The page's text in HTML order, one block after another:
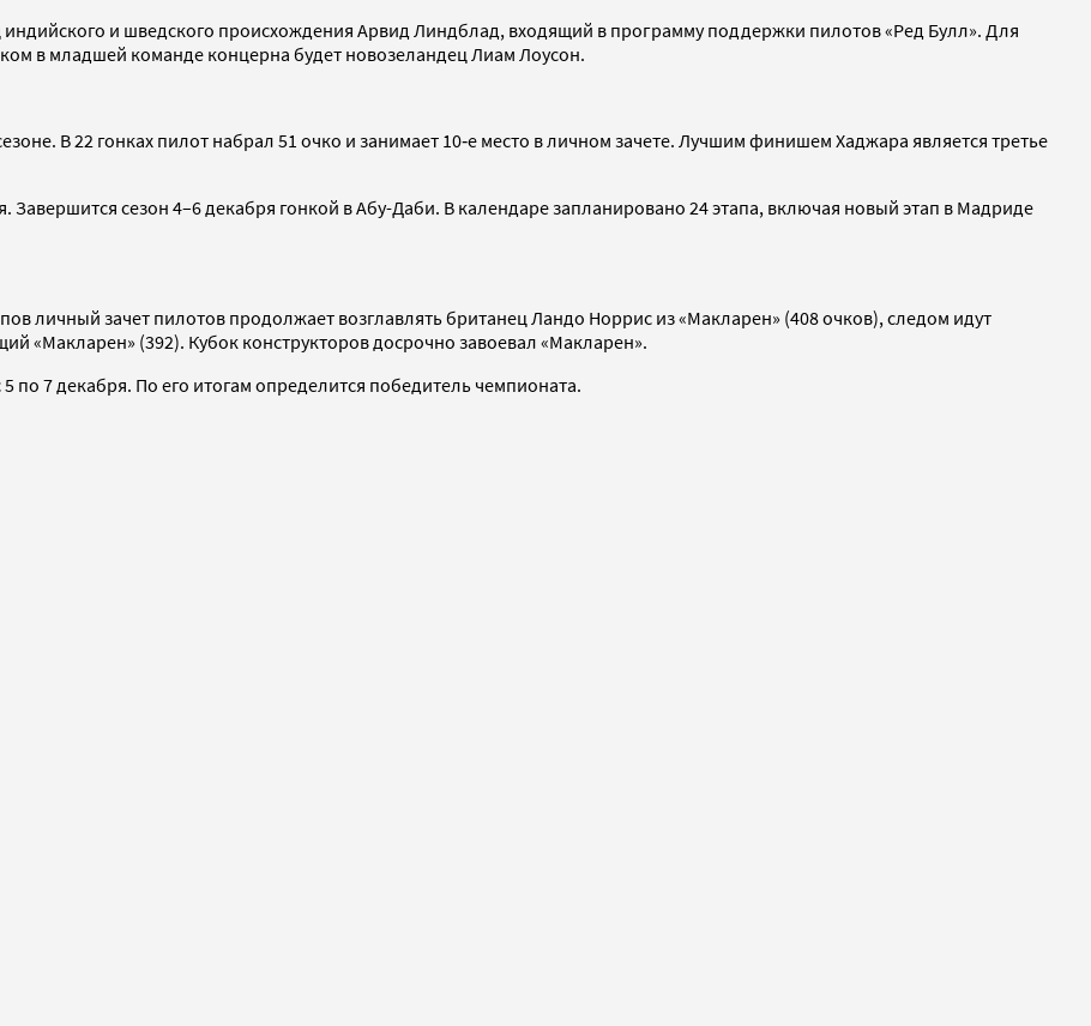
индийского и шведского происхождения Арвид Линдблад, входящий в программу поддержки пилотов «Ред Булл». Для
в младшей команде концерна будет новозеландец Лиам Лоусон.
В 22 гонках пилот набрал 51 очко и занимает 10‑е место в личном зачете. Лучшим финишем Хаджара является третье
Завершится сезон 4–6 декабря гонкой в Абу-Даби. В календаре запланировано 24 этапа, включая новый этап в Мадриде
личный зачет пилотов продолжает возглавлять британец Ландо Норрис из «Макларен» (408 очков), следом идут
«Макларен» (392). Кубок конструкторов досрочно завоевал «Макларен».
7 декабря. По его итогам определится победитель чемпионата.